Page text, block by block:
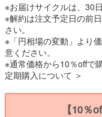
※お届けサイクルは、30
※解約は注文予定日の前
さい。
※「円相場の変動」より
意ください。
※通常価格から10％offで
定期購入について ＞
【10％